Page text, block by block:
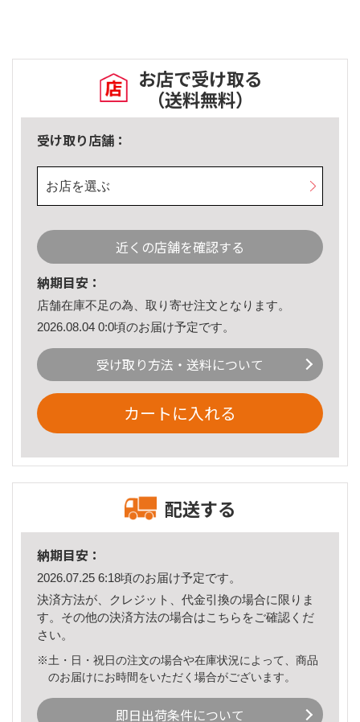
お店で受け取る
（送料無料）
受け取り店舗：
お店を選ぶ
近くの店舗を確認する
納期目安：
店舗在庫不足の為、取り寄せ注文となります。
2026.08.04 0:0頃のお届け予定です。
受け取り方法・送料について
カートに入れる
配送する
納期目安：
2026.07.25 6:18頃のお届け予定です。
決済方法が、クレジット、代金引換の場合に限りま
す。その他の決済方法の場合はこちら をご確認くだ
さい。
※土・日・祝日の注文の場合や在庫状況によって、商品
のお届けにお時間をいただく場合がございます。
即日出荷条件について